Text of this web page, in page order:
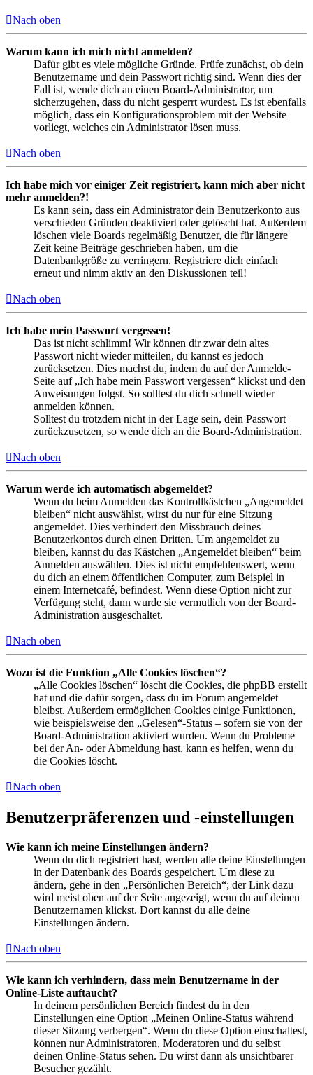
Nach oben
Warum kann ich mich nicht anmelden?
Dafür gibt es viele mögliche Gründe. Prüfe zunächst, ob dein
Benutzername und dein Passwort richtig sind. Wenn dies der
Fall ist, wende dich an einen Board-Administrator, um
sicherzugehen, dass du nicht gesperrt wurdest. Es ist ebenfalls
möglich, dass ein Konfigurationsproblem mit der Website
vorliegt, welches ein Administrator lösen muss.
Nach oben
Ich habe mich vor einiger Zeit registriert, kann mich aber nicht
mehr anmelden?!
Es kann sein, dass ein Administrator dein Benutzerkonto aus
verschieden Gründen deaktiviert oder gelöscht hat. Außerdem
löschen viele Boards regelmäßig Benutzer, die für längere
Zeit keine Beiträge geschrieben haben, um die
Datenbankgröße zu verringern. Registriere dich einfach
erneut und nimm aktiv an den Diskussionen teil!
Nach oben
Ich habe mein Passwort vergessen!
Das ist nicht schlimm! Wir können dir zwar dein altes
Passwort nicht wieder mitteilen, du kannst es jedoch
zurücksetzen. Dies machst du, indem du auf der Anmelde-
Seite auf „Ich habe mein Passwort vergessen“ klickst und den
Anweisungen folgst. So solltest du dich schnell wieder
anmelden können.
Solltest du trotzdem nicht in der Lage sein, dein Passwort
zurückzusetzen, so wende dich an die Board-Administration.
Nach oben
Warum werde ich automatisch abgemeldet?
Wenn du beim Anmelden das Kontrollkästchen „Angemeldet
bleiben“ nicht auswählst, wirst du nur für eine Sitzung
angemeldet. Dies verhindert den Missbrauch deines
Benutzerkontos durch einen Dritten. Um angemeldet zu
bleiben, kannst du das Kästchen „Angemeldet bleiben“ beim
Anmelden auswählen. Dies ist nicht empfehlenswert, wenn
du dich an einem öffentlichen Computer, zum Beispiel in
einem Internetcafé, befindest. Wenn diese Option nicht zur
Verfügung steht, dann wurde sie vermutlich von der Board-
Administration ausgeschaltet.
Nach oben
Wozu ist die Funktion „Alle Cookies löschen“?
„Alle Cookies löschen“ löscht die Cookies, die phpBB erstellt
hat und die dafür sorgen, dass du im Forum angemeldet
bleibst. Außerdem ermöglichen Cookies einige Funktionen,
wie beispielsweise den „Gelesen“-Status – sofern sie von der
Board-Administration aktiviert wurden. Wenn du Probleme
bei der An- oder Abmeldung hast, kann es helfen, wenn du
die Cookies löscht.
Nach oben
Benutzerpräferenzen und -einstellungen
Wie kann ich meine Einstellungen ändern?
Wenn du dich registriert hast, werden alle deine Einstellungen
in der Datenbank des Boards gespeichert. Um diese zu
ändern, gehe in den „Persönlichen Bereich“; der Link dazu
wird meist oben auf der Seite angezeigt, wenn du auf deinen
Benutzernamen klickst. Dort kannst du alle deine
Einstellungen ändern.
Nach oben
Wie kann ich verhindern, dass mein Benutzername in der
Online-Liste auftaucht?
In deinem persönlichen Bereich findest du in den
Einstellungen eine Option „Meinen Online-Status während
dieser Sitzung verbergen“. Wenn du diese Option einschaltest,
können nur Administratoren, Moderatoren und du selbst
deinen Online-Status sehen. Du wirst dann als unsichtbarer
Besucher gezählt.